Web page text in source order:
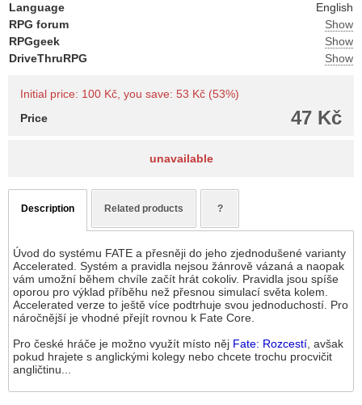
Language
English
RPG forum
Show
RPGgeek
Show
DriveThruRPG
Show
Initial price: 100 Kč, you save: 53 Kč (53%)
47 Kč
Price
unavailable
Description Related products ?
Úvod do systému FATE a přesněji do jeho zjednodušené varianty
Accelerated. Systém a pravidla nejsou žánrově vázaná a naopak
vám umožní během chvíle začít hrát cokoliv. Pravidla jsou spíše
oporou pro výklad příběhu než přesnou simulací světa kolem.
Accelerated verze to ještě více podtrhuje svou jednoduchostí. Pro
náročnější je vhodné přejít rovnou k Fate Core.
Pro české hráče je možno využít místo něj Fate: Rozcestí , avšak
pokud hrajete s anglickými kolegy nebo chcete trochu procvičit
angličtinu...